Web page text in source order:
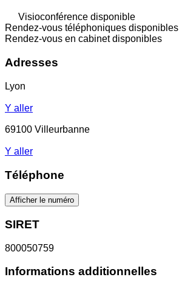
Visioconférence disponible
Rendez-vous téléphoniques disponibles
Rendez-vous en cabinet disponibles
Adresses
Lyon
Y aller
69100 Villeurbanne
Y aller
Téléphone
Afficher le numéro
SIRET
800050759
Informations additionnelles